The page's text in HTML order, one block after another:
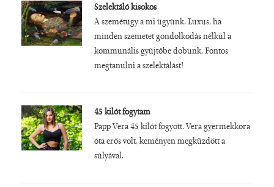
Szelektáló kisokos
A szemétügy a mi ügyünk. Luxus, ha
minden szemetet gondolkodás nélkül a
kommunális gyűjtőbe dobunk. Fontos
megtanulni a szelektálást!
45 kilót fogytam
Papp Vera 45 kilót fogyott. Vera gyermekkora
óta erős volt, keményen megküzdött a
súlyával.